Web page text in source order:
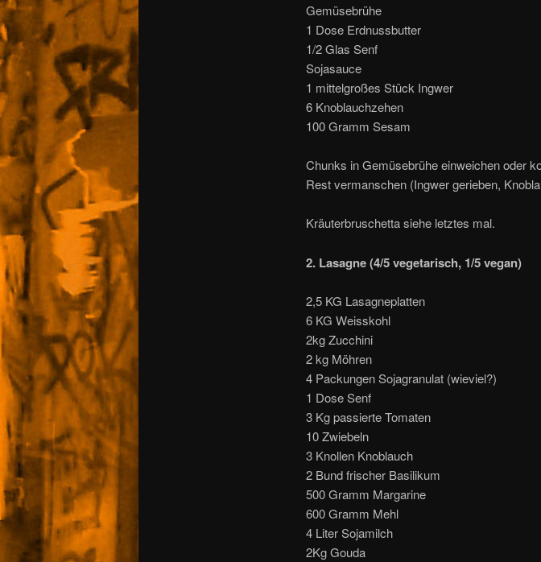
Gemüsebrühe
1 Dose Erdnussbutter
1/2 Glas Senf
Sojasauce
1 mittelgroßes Stück Ingwer
6 Knoblauchzehen
100 Gramm Sesam
Chunks in Gemüsebrühe einweichen oder
Rest vermanschen (Ingwer gerieben,
Kräuterbruschetta siehe letztes mal.
2. Lasagne (4/5 vegetarisch, 1/5 vegan)
2,5 KG Lasagneplatten
6 KG Weisskohl
2kg Zucchini
2 kg Möhren
4 Packungen Sojagranulat (wieviel?)
1 Dose Senf
3 Kg passierte Tomaten
10 Zwiebeln
3 Knollen Knoblauch
2 Bund frischer Basilikum
500 Gramm Margarine
600 Gramm Mehl
4 Liter Sojamilch
2Kg Gouda